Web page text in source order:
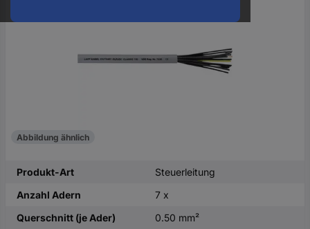
Abbildung ähnlich
Produkt-Art
Steuerleitung
Anzahl Adern
7 x
Querschnitt (je Ader)
0.50 mm²